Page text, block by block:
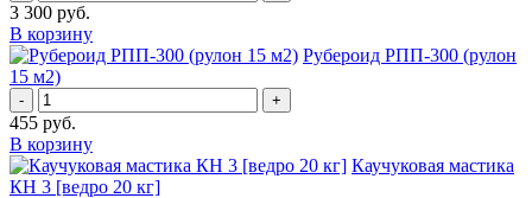
3 300 руб.
В корзину
Рубероид РПП-300 (рулон
15 м2)
- +
455 руб.
В корзину
Каучуковая мастика
КН 3 [ведро 20 кг]